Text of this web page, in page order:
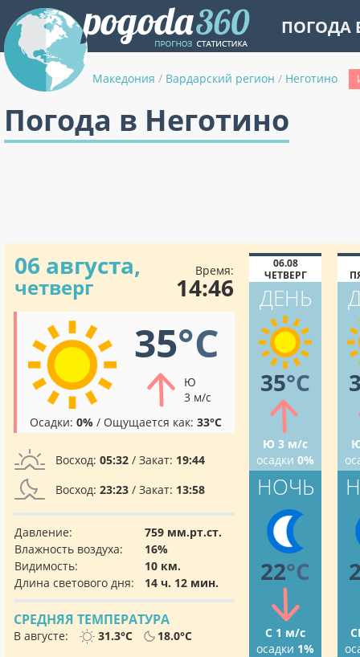
ПОГОДА
Македония / Вардарский регион / Неготино
Погода в Неготино
06 августа,
четверг
Время:
14:46
35°C
Ю
3 м/с
Осадки: 0% / Ощущается как: 33°C
Восход: 05:32 / Закат: 19:44
Восход: 23:23 / Закат: 13:58
Давление:
759 мм.рт.ст.
Влажность воздуха:
16%
Видимость:
10 км.
Длина светового дня:
14 ч. 12 мин.
СРЕДНЯЯ ТЕМПЕРАТУРА
В августе: 31.3°C 18.0°C
06.08
ЧЕТВЕРГ
ДЕНЬ
35°C
Ю 3 м/с
осадки 0%
НОЧЬ
22°C
С 1 м/с
осадки 1%